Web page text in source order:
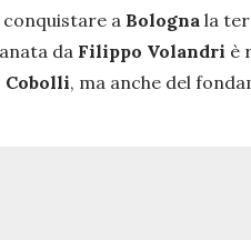
conquistare a Bologna la
da Filippo Volandri è
Cobolli, ma anche del